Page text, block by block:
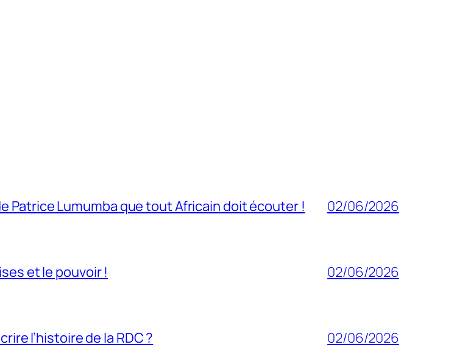
Patrice Lumumba que tout Africain doit écouter ! 02/06/2026
et le pouvoir ! 02/06/2026
l’histoire de la RDC ? 02/06/2026